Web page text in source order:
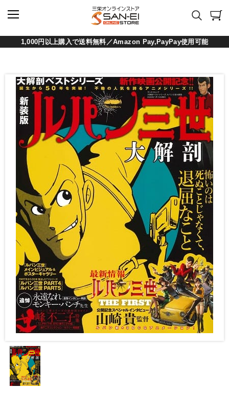
1,000円以上購入で送料無料／Amazon Pay,PayPay使用可能